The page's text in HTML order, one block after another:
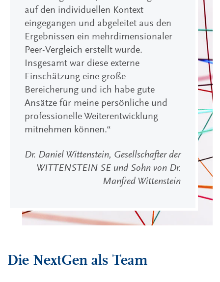
auf den individuellen Kontext
eingegangen und abgeleitet aus den
Ergebnissen ein mehrdimensionaler
Peer-Vergleich erstellt wurde.
Insgesamt war diese externe
Einschätzung eine große
Bereicherung und ich habe gute
Ansätze für meine persönliche und
professionelle Weiterentwicklung
mitnehmen können.“
Dr. Daniel Wittenstein, Gesellschafter der
WITTENSTEIN SE und Sohn von Dr.
Manfred Wittenstein
Die NextGen als Team